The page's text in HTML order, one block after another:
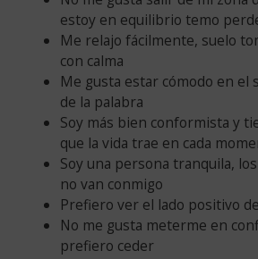
estoy en equilibrio temo
Me relajo fácilmente, suelo
con calma
Me gusta estar cómodo en el
de la palabra
Soy más bien conformista y
que la vida trae en cada
Soy una persona tranquila,
no van conmigo
Prefiero ver el lado positivo
No me gusta meterme en
prefiero ceder